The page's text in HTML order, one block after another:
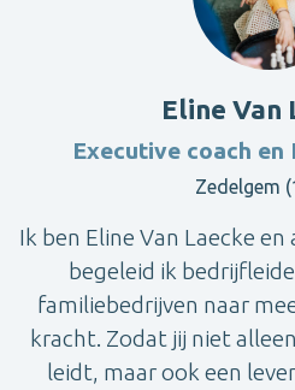
Eline Van
Executive coach
Zedelgem
Ik ben Eline Van Laecke
begeleid ik
familiebedrijven naar
kracht. Zodat jij niet
leidt, maar ook een